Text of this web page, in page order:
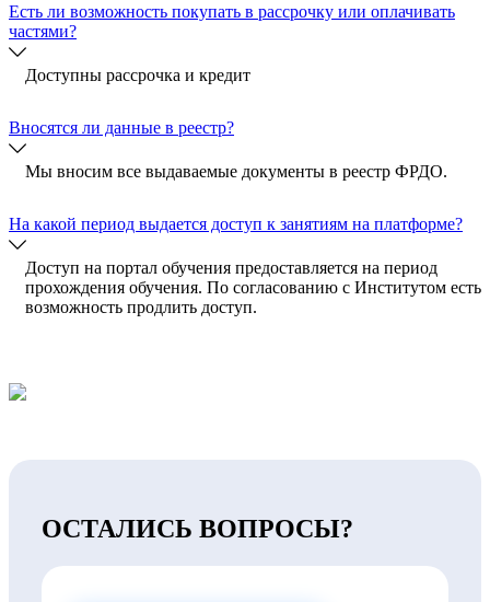
Есть ли возможность покупать в рассрочку или оплачивать
частями?
Доступны рассрочка и кредит
Вносятся ли данные в реестр?
Мы вносим все выдаваемые документы в реестр ФРДО.
На какой период выдается доступ к занятиям на платформе?
Доступ на портал обучения предоставляется на период
прохождения обучения. По согласованию с Институтом есть
возможность продлить доступ.
ОСТАЛИСЬ ВОПРОСЫ?